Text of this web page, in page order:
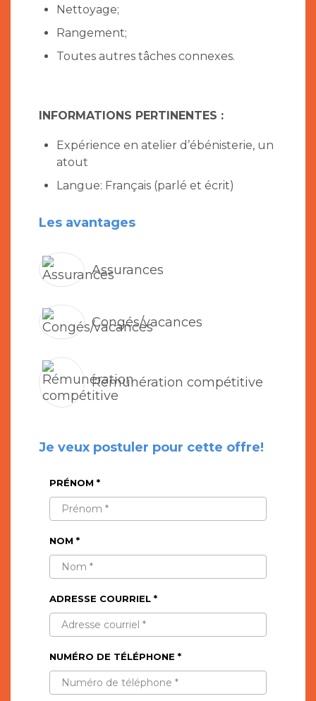
Nettoyage;
Rangement;
Toutes autres tâches connexes.
INFORMATIONS PERTINENTES :
Expérience en atelier d’ébénisterie, un
atout
Langue: Français (parlé et écrit)
Les avantages
Assurances
Congés/vacances
Rémunération compétitive
Je veux postuler pour cette offre!
PRÉNOM *
NOM *
ADRESSE COURRIEL *
NUMÉRO DE TÉLÉPHONE *